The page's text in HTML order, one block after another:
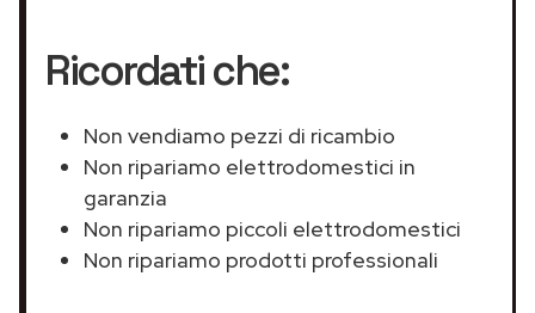
Ricordati che:
Non vendiamo pezzi di ricambio
Non ripariamo elettrodomestici in
garanzia
Non ripariamo piccoli elettrodomestici
Non ripariamo prodotti professionali